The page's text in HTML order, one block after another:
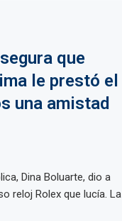
que
le prestó el
una amistad
Dina Boluarte, dio a
reloj Rolex que lucía. La